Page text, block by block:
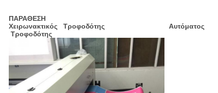
ΠΑΡΑΘΕΣΗ
Χειρωνακτικός Τροφοδότης Αυτόματος
Τροφοδότης